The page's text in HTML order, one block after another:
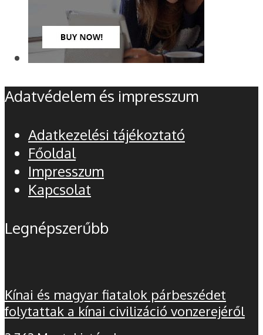
Adatvédelem és impresszum
Adatkezelési tájékoztató
Főoldal
Impresszum
Kapcsolat
Legnépszerűbb
Kínai és magyar fiatalok párbeszédet
folytattak a kínai civilizáció vonzerejéről